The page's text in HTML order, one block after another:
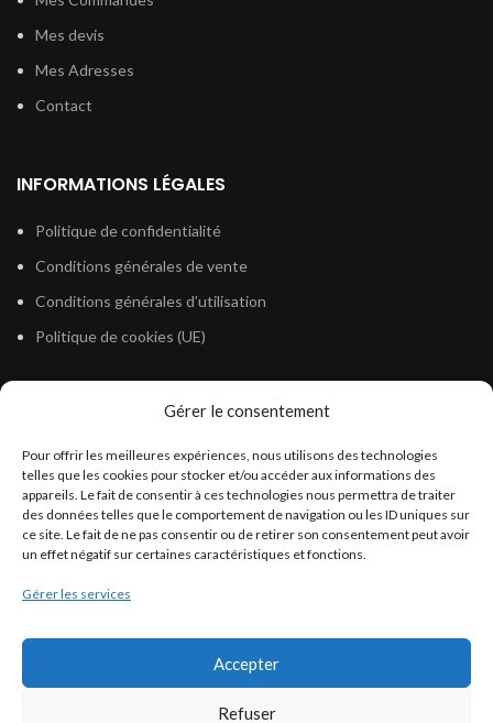
Gérer le consentement
Pour offrir les meilleures expériences, nous utilisons des technologies
telles que les cookies pour stocker et/ou accéder aux informations des
appareils. Le fait de consentir à ces technologies nous permettra de traiter
des données telles que le comportement de navigation ou les ID uniques sur
ce site. Le fait de ne pas consentir ou de retirer son consentement peut avoir
un effet négatif sur certaines caractéristiques et fonctions.
Gérer les services
Accepter
Refuser
Mes devis
Mes Adresses
Contact
INFORMATIONS LÉGALES
Politique de confidentialité
Conditions générales de vente
Conditions générales d’utilisation
Politique de cookies (UE)
Législation Gasoil Fioul GNR
Législation Essence
Législation Adblue
Législation Eau
Législation Lubrifiant
Législation Phytosanitaire